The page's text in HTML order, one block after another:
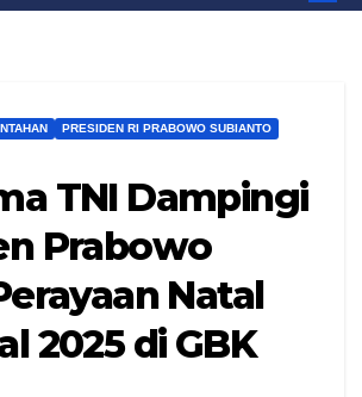
PRESIDEN RI PRABOWO SUBIANTO
TNI Dampingi
Prabowo
Natal
2025 di GBK